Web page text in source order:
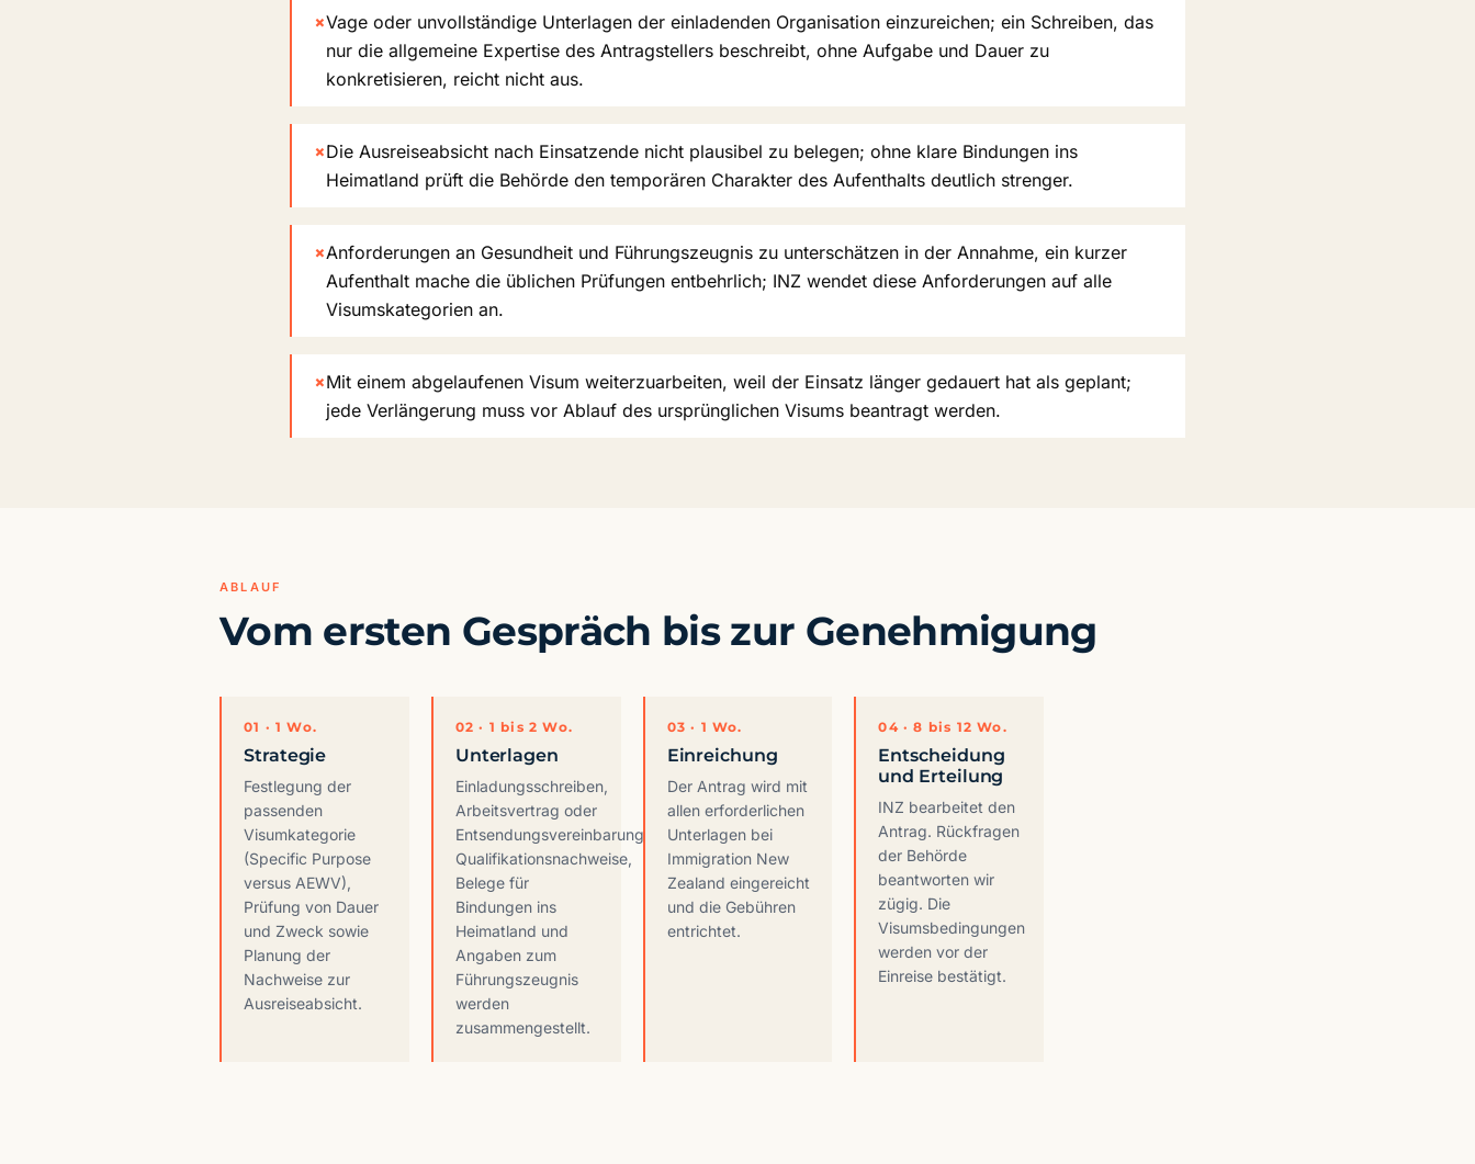
×Vage oder unvollständige Unterlagen der einladenden Organisation einzureichen; ein Schreiben, das
nur die allgemeine Expertise des Antragstellers beschreibt, ohne Aufgabe und Dauer zu
konkretisieren, reicht nicht aus.
×Die Ausreiseabsicht nach Einsatzende nicht plausibel zu belegen; ohne klare Bindungen ins
Heimatland prüft die Behörde den temporären Charakter des Aufenthalts deutlich strenger.
×Anforderungen an Gesundheit und Führungszeugnis zu unterschätzen in der Annahme, ein kurzer
Aufenthalt mache die üblichen Prüfungen entbehrlich; INZ wendet diese Anforderungen auf alle
Visumskategorien an.
×Mit einem abgelaufenen Visum weiterzuarbeiten, weil der Einsatz länger gedauert hat als geplant;
jede Verlängerung muss vor Ablauf des ursprünglichen Visums beantragt werden.
ABLAUF
Vom ersten Gespräch bis zur Genehmigung
01 · 1 Wo.
Strategie
Festlegung der
passenden
Visumkategorie
(Specific Purpose
versus AEWV),
Prüfung von Dauer
und Zweck sowie
Planung der
Nachweise zur
Ausreiseabsicht.
02 · 1 bis 2 Wo.
Unterlagen
Einladungsschreiben,
Arbeitsvertrag oder
Entsendungsvereinbarung,
Qualifikationsnachweise,
Belege für
Bindungen ins
Heimatland und
Angaben zum
Führungszeugnis
werden
zusammengestellt.
03 · 1 Wo.
Einreichung
Der Antrag wird mit
allen erforderlichen
Unterlagen bei
Immigration New
Zealand eingereicht
und die Gebühren
entrichtet.
04 · 8 bis 12 Wo.
Entscheidung
und Erteilung
INZ bearbeitet den
Antrag. Rückfragen
der Behörde
beantworten wir
zügig. Die
Visumsbedingungen
werden vor der
Einreise bestätigt.